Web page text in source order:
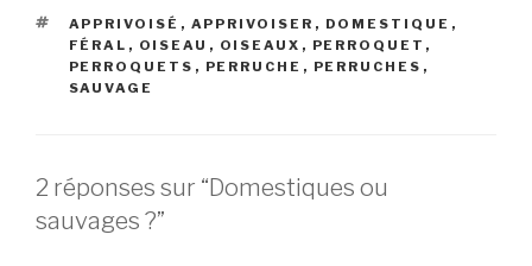
ÉTIQUETTES
APPRIVOISÉ , APPRIVOISER , DOMESTIQUE ,
FÉRAL , OISEAU , OISEAUX , PERROQUET ,
PERROQUETS , PERRUCHE , PERRUCHES ,
SAUVAGE
2 réponses sur “Domestiques ou
sauvages ?”